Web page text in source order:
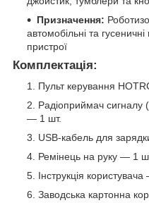
Призначення:
автомобільні та
пристрої
Комплектація:
Пульт керування
Радіоприймач
— 1 шт.
USB-кабель для
Ремінець на руку — 1
Інструкція
Заводська картонна